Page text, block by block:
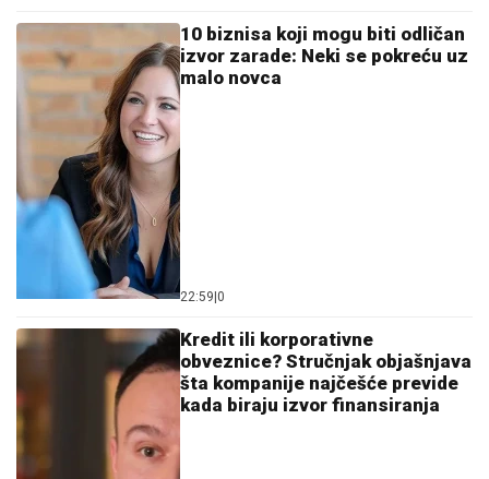
10 biznisa koji mogu biti odličan
izvor zarade: Neki se pokreću uz
malo novca
22:59 0
Kredit ili korporativne
obveznice? Stručnjak objašnjava
šta kompanije najčešće previde
kada biraju izvor finansiranja